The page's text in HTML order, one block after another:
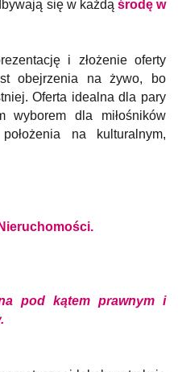
się w każdą środę w
i złożenie oferty
obejrzenia na żywo, bo
Oferta idealna dla pary
wyborem dla miłośników
na kulturalnym,
pod kątem prawnym i